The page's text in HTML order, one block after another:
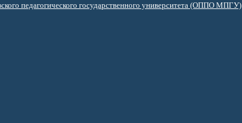
педагогического государственного университета (ОППО МПГУ)